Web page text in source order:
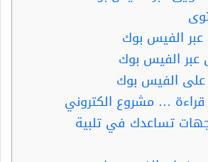
الفيس بوك
عبر الفيس بوك
على الفيس بوك
قراءة … مشروع الكتروني
.. أفضل 5 جهات تساعدك في تلبية